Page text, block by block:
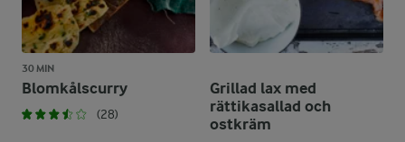
30 MIN
Blomkålscurry
(28)
Grillad lax med
rättikasallad och
ostkräm